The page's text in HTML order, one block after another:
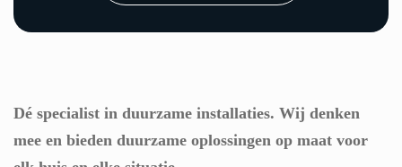
allat
r
aan.
Dé specialist in duurzame installaties. Wij denken
mee en bieden duurzame oplossingen op maat voor